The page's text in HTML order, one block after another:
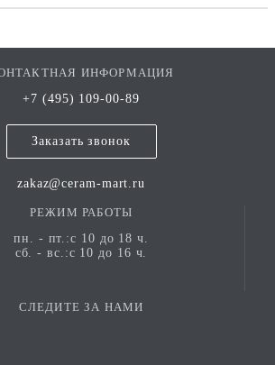
ИНФОРМАЦИЯ
+7 (495) 109-00-89
Заказать звонок
zakaz@ceram-mart.ru
РЕЖИМ РАБОТЫ
пн. - пт.:с 10 до 18 ч.
сб. - вс.:с 10 до 16 ч.
СЛЕДИТЕ ЗА НАМИ